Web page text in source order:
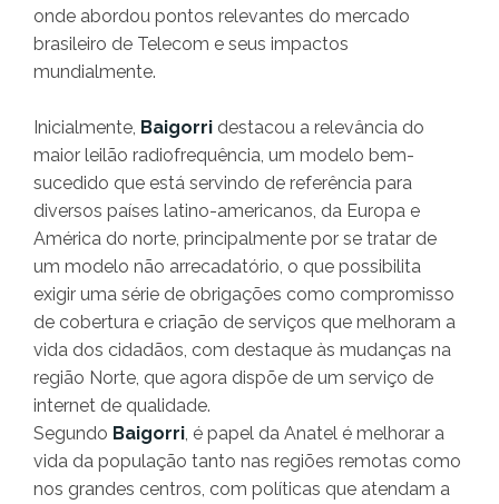
onde abordou pontos relevantes do mercado
brasileiro de Telecom e seus impactos
mundialmente.
Inicialmente, Baigorri destacou a relevância do
maior leilão radiofrequência, um modelo bem-
sucedido que está servindo de referência para
diversos países latino-americanos, da Europa e
América do norte, principalmente por se tratar de
um modelo não arrecadatório, o que possibilita
exigir uma série de obrigações como compromisso
de cobertura e criação de serviços que melhoram a
vida dos cidadãos, com destaque às mudanças na
região Norte, que agora dispõe de um serviço de
internet de qualidade.
Segundo Baigorri , é papel da Anatel é melhorar a
vida da população tanto nas regiões remotas como
nos grandes centros, com políticas que atendam a